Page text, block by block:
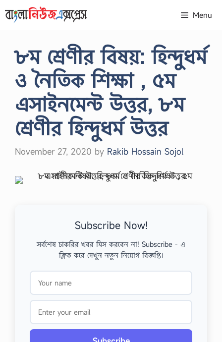
to
Menu
৮ম শ্রেণীর বিষয়: হিন্দুধর্ম
ও নৈতিক শিক্ষা , ৫ম
এসাইনমেন্ট উত্তর, ৮ম
শ্রেণীর হিন্দুধর্ম উত্তর
November 27, 2020 by Rakib Hossain Sojol
Subscribe Now!
সর্বশেষ চাকরির খবর মিস করবেন না! Subscribe - এ
ক্লিক করে দেখুন নতুন নিয়োগ বিজ্ঞপ্তি।